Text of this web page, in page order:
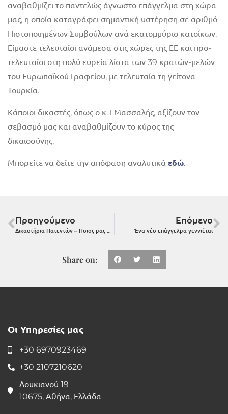
αναβαθμίζει το παντελώς άγνωστο επάγγελμα στη χώρα
μας, η οποία καταγράφει σημαντική υστέρηση σε αριθμό
Πιστοποιημένων Συμβούλων ανά εκατομμύριο κατοίκων.
Είμαστε τελευταίοι ανάμεσα στις χώρες της ΕΕ και προ-
τελευταίοι στη πολύ ευρεία λίστα των 39 κρατών-μελών
του Ευρωπαϊκού Γραφείου, με τελευταία τη γείτονα
Τουρκία.
Κάποιοι δικαστές, όπως ο κ. Ι Μασσαλής, αξίζουν τον
σεβασμό μας και αναβαθμίζουν το κύρος της
δικαιοσύνης.
Μπορείτε να δείτε την απόφαση αναλυτικά εδώ.
Προηγούμενο
Δικαστήρια Πατεντών – Ποιος μας κρατάει μακριά από την Ευρώπη;
Επόμενο
Ένα νέο επάγγελμα γεννιέται
Share on:
Οι Υπηρεσίες μας
+30 6970923469
+30 2107210620
Λουκιανού 19
10675, Αθήνα, Ελλάδα